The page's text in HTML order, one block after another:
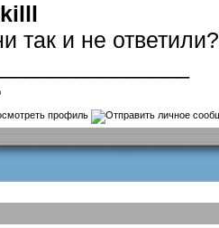
так и не